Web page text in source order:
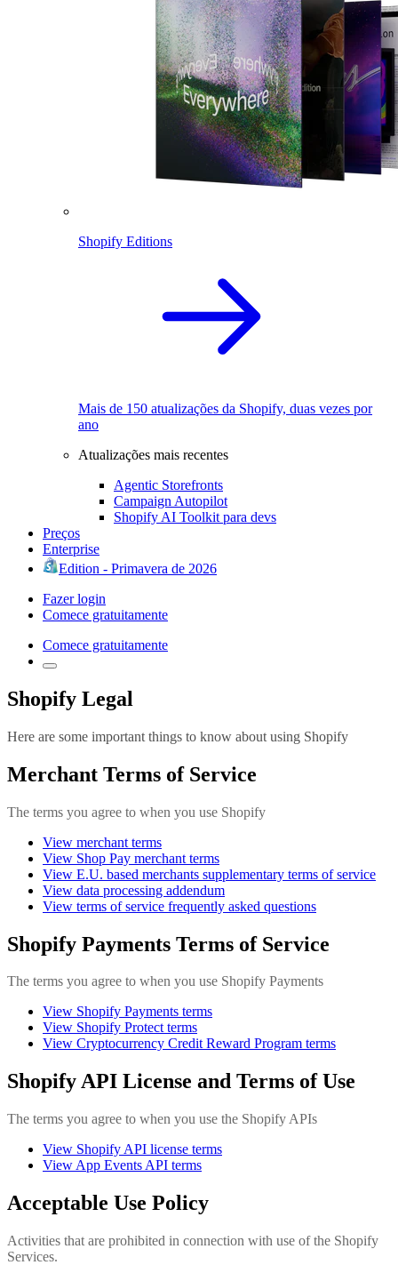
Shopify Editions
Mais de 150 atualizações da Shopify, duas vezes por
ano
Atualizações mais recentes
Agentic Storefronts
Campaign Autopilot
Shopify AI Toolkit para devs
Preços
Enterprise
Edition - Primavera de 2026
Fazer login
Comece gratuitamente
Comece gratuitamente
Shopify Legal
Here are some important things to know about using Shopify
Merchant Terms of Service
The terms you agree to when you use Shopify
View merchant terms
View Shop Pay merchant terms
View E.U. based merchants supplementary terms of service
View data processing addendum
View terms of service frequently asked questions
Shopify Payments Terms of Service
The terms you agree to when you use Shopify Payments
View Shopify Payments terms
View Shopify Protect terms
View Cryptocurrency Credit Reward Program terms
Shopify API License and Terms of Use
The terms you agree to when you use the Shopify APIs
View Shopify API license terms
View App Events API terms
Acceptable Use Policy
Activities that are prohibited in connection with use of the Shopify
Services.